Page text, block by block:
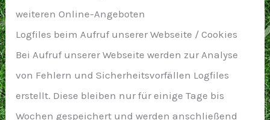
weiteren Online-Angeboten
Logfiles beim Aufruf unserer Webseite / Cookies
Bei Aufruf unserer Webseite werden zur Analyse
von Fehlern und Sicherheitsvorfällen Logfiles
erstellt. Diese bleiben nur für einige Tage bis
Wochen gespeichert und werden anschließend